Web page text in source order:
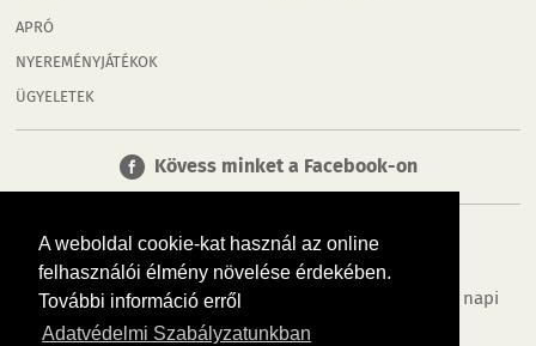
A weboldal cookie-kat használ az online
felhasználói élmény növelése érdekében.
További információ erről
Adatvédelmi Szabályzatunkban
APRÓ
NYEREMÉNYJÁTÉKOK
ÜGYELETEK
Kövess minket a Facebook-on
Tudj meg többet városodról! Hírek, programok, képek, napi
menü, cégek…. és minden, ami Tatabánya